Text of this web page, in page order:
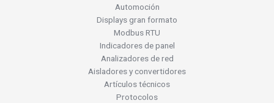
Automoción
Displays gran formato
Modbus RTU
Indicadores de panel
Analizadores de red
Aisladores y convertidores
Artículos técnicos
Protocolos